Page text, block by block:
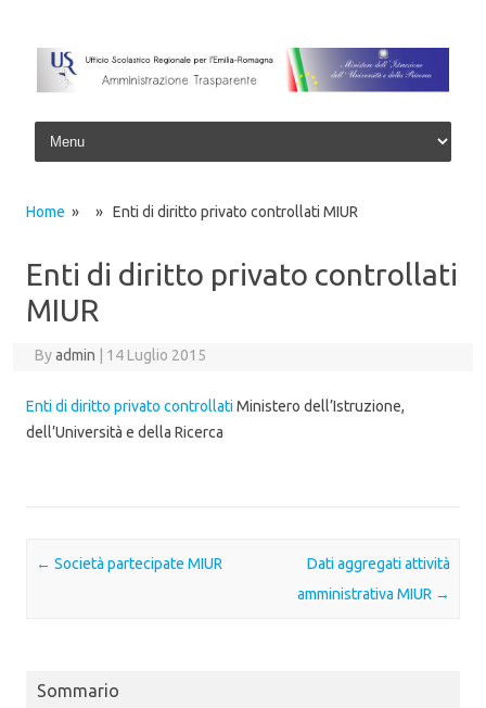
Skip to content
Home » » Enti di diritto privato controllati MIUR
Enti di diritto privato controllati
MIUR
Byadmin 14 Luglio 2015
Enti di diritto privato controllatiMinistero dell’Istruzione,
dell’Università e della Ricerca
Post navigation
← Società partecipate MIUR
Dati aggregati attività
amministrativa MIUR →
Sommario